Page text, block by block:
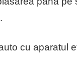
cu aparatul